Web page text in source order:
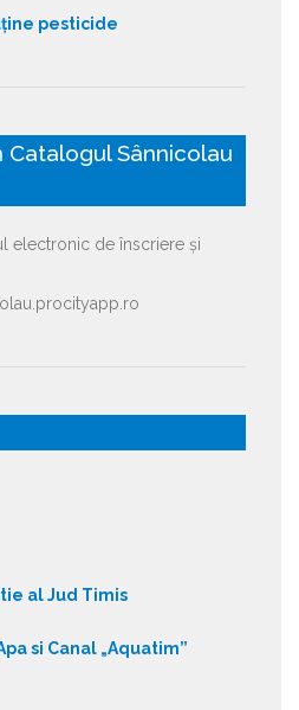
pesticide
Sânnicolau
electronic de înscriere și
al Jud Timis
si Canal „Aquatim”